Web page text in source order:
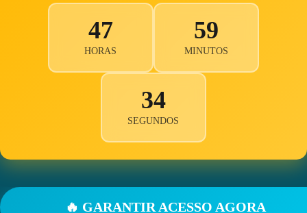
47
HORAS
59
MINUTOS
33
SEGUNDOS
🔥 GARANTIR ACESSO AGORA